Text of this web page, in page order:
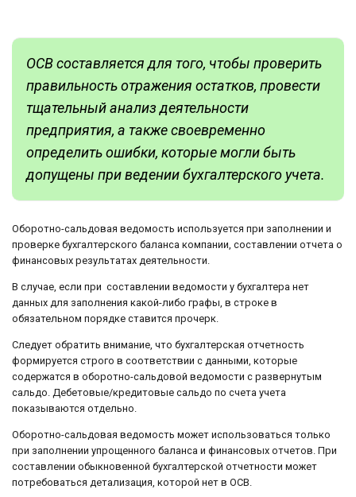
ОСВ составляется для того, чтобы проверить
правильность отражения остатков, провести
тщательный анализ деятельности
предприятия, а также своевременно
определить ошибки, которые могли быть
допущены при ведении бухгалтерского учета.
Оборотно-сальдовая ведомость используется при заполнении и
проверке бухгалтерского баланса компании, составлении отчета о
финансовых результатах деятельности.
В случае, если при составлении ведомости у бухгалтера нет
данных для заполнения какой-либо графы, в строке в
обязательном порядке ставится прочерк.
Следует обратить внимание, что бухгалтерская отчетность
формируется строго в соответствии с данными, которые
содержатся в оборотно-сальдовой ведомости с развернутым
сальдо. Дебетовые/кредитовые сальдо по счета учета
показываются отдельно.
Оборотно-сальдовая ведомость может использоваться только
при заполнении упрощенного баланса и финансовых отчетов. При
составлении обыкновенной бухгалтерской отчетности может
потребоваться детализация, которой нет в ОСВ.